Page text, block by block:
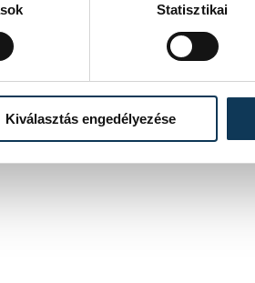
Statisztikai
Kiválasztás engedélyezése